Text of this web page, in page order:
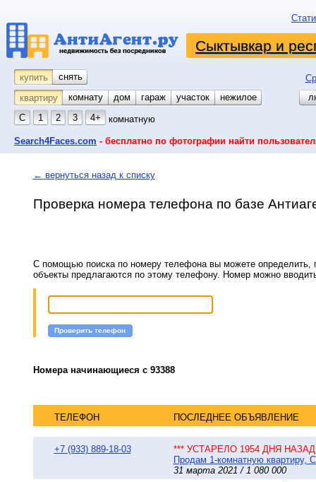
Сыктывкар и
купить снять
квартиру
комнату койко-место
дом гараж участок
нежилое
С
1 2 3 4+ комнатную
Search4Faces.com - бесплатно по фотографии найти
← вернуться назад к списку
Проверка номера телефона по базе
С помощью поиска по номеру телефона вы можете определить,
объекты предлагаются по этому телефону. Номер можно
Проверить телефон
Номера начинающиеся с 93388
ТЕЛЕФОН ПОСЛЕДНЕЕ ОБЪЯВЛЕНИЕ
+7 (933) 889-18-03
*** УСТАРЕЛО 1954 ДНЯ НАЗАД
Продам 1-комнатную квартиру,
31 марта 2021 / 1 080 000